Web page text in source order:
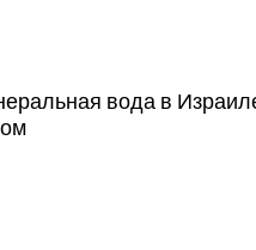
вода в